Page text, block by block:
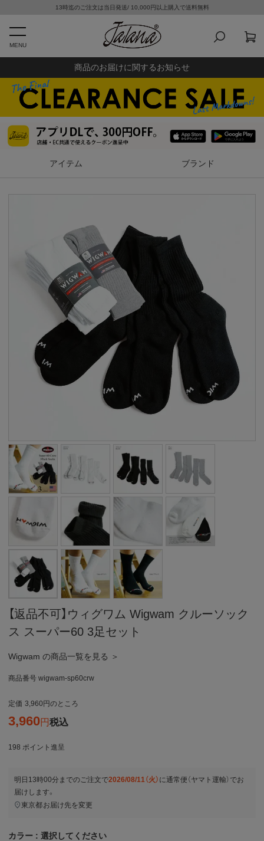
13時迄のご注文は当日発送/ 10,000円以上購入で送料無料
MENU
商品のお届けに関するお知らせ
アイテム ブランド
【返品不可】ウィグワム Wigwam クルーソック
ス スーパー60 3足セット
Wigwam の商品一覧を見る ＞
商品番号 wigwam-sp60crw
定価 3,960 のところ
3,960 税込
198 ポイント進呈
明日 13時00分 までのご注文で2026/08/11（火） に通常便（ヤマト運輸） でお
届けします。
東京都お届け先を変更
カラー 選択してください